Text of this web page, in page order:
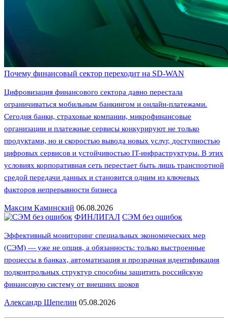
Почему финансовый сектор переходит на SD-WAN
Цифровизация финансового сектора давно перестала
ограничиваться мобильным банкингом и онлайн-платежами.
Сегодня банки, страховые компании, микрофинансовые
организации и платежные сервисы конкурируют не только
продуктами, но и скоростью вывода новых услуг, доступностью
цифровых сервисов и устойчивостью IT-инфраструктуры. В этих
условиях корпоративная сеть перестает быть лишь транспортной
средой передачи данных и становится одним из ключевых
факторов непрерывности бизнеса
Максим Каминский 06.08.2026
ФИНЛИГАЛ СЭМ без ошибок
Эффективный мониторинг специальных экономических мер
(СЭМ) — уже не опция, а обязанность: только выстроенные
процессы в банках, автоматизация и прозрачная идентификация
подконтрольных структур способны защитить российскую
финансовую систему от внешних шоков
Александр Шепелин 05.08.2026